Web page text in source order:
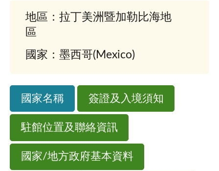
地區：拉丁美洲暨加勒比海地
區
國家：墨西哥(Mexico)
國家名稱 簽證及入境須知
駐館位置及聯絡資訊
國家/地方政府基本資料